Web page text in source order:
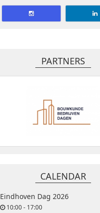
PARTNERS
CALENDAR
Eindhoven Dag 2026
10:00 - 17:00